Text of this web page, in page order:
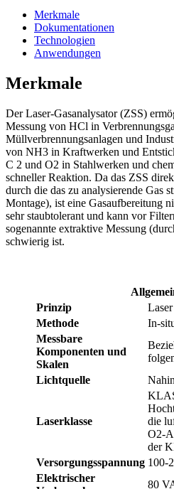
Merkmale
Dokumentationen
Technologien
Anwendungen
Merkmale
Der Laser-Gasanalysator (ZSS)
Messung von HCl in
Müllverbrennungsanlagen und
von NH3 in Kraftwerken und
C 2 und O2 in Stahlwerken und
schneller Reaktion. Da das ZSS
durch die das zu analysierende Gas
Montage), ist eine Gasaufbereitung
sehr staubtolerant und kann vor
sogenannte extraktive Messung
schwierig ist.
Prinzip
Laser
Methode
In-
Messbare
Komponenten und
Skalen
Lichtquelle
Laserklasse
die
O2-
der
Versorgungsspannung 100-
Elektrischer
80